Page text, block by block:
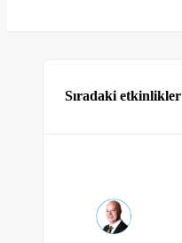
Sıradaki etkinlikler